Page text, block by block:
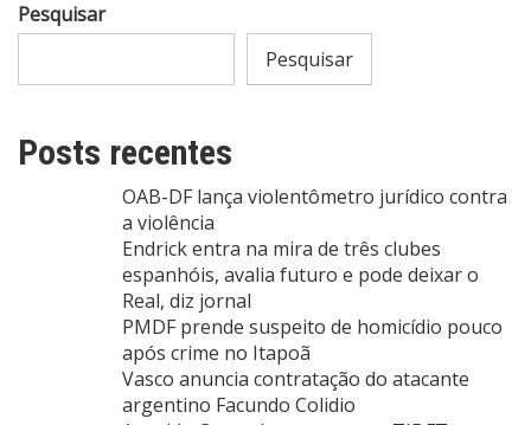
Pesquisar
Pesquisar
Posts recentes
OAB-DF lança violentômetro jurídico contra
a violência
Endrick entra na mira de três clubes
espanhóis, avalia futuro e pode deixar o
Real, diz jornal
PMDF prende suspeito de homicídio pouco
após crime no Itapoã
Vasco anuncia contratação do atacante
argentino Facundo Colidio